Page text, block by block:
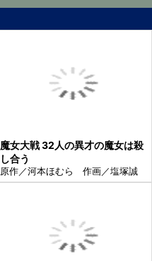
魔女大戦 32人の異才の魔女は殺
し合う
原作／河本ほむら 作画／塩塚誠